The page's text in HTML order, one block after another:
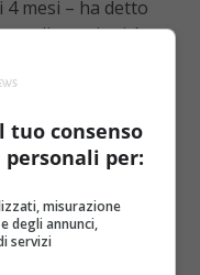
mesi – ha detto
discontinuità
di amministrare e
fare con mafia e
– di avere
del X
ndr), è per dare a
consenso
per:
misurazione
degli annunci,
servizi